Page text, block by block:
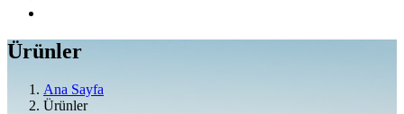
Ürünler
Ana Sayfa
Ürünler